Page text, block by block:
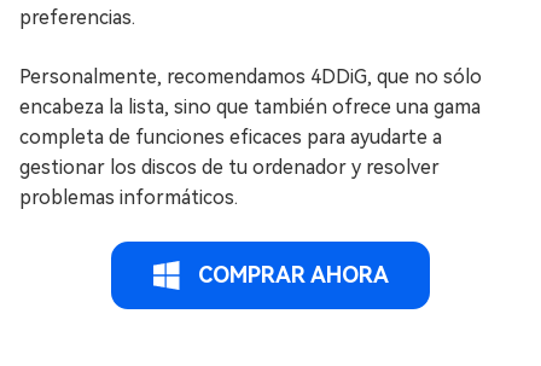
preferencias.
Personalmente, recomendamos 4DDiG, que no sólo
encabeza la lista, sino que también ofrece una gama
completa de funciones eficaces para ayudarte a
gestionar los discos de tu ordenador y resolver
problemas informáticos.
COMPRAR AHORA